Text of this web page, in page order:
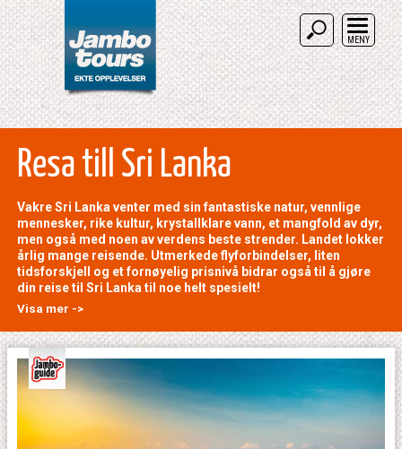
MENY
Resa till Sri Lanka
Vakre Sri Lanka venter med sin fantastiske natur, vennlige
mennesker, rike kultur, krystallklare vann, et mangfold av dyr,
men også med noen av verdens beste strender. Landet lokker
årlig mange reisende. Utmerkede flyforbindelser, liten
tidsforskjell og et fornøyelig prisnivå bidrar også til å gjøre
din reise til Sri Lanka til noe helt spesielt!
Visa mer ->